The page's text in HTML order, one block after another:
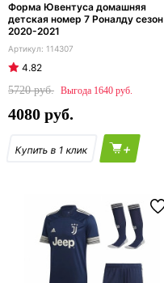
Форма Ювентуса домашняя
детская номер 7 Роналду сезон
2020-2021
114307
4.82
5720
1640
4080
+